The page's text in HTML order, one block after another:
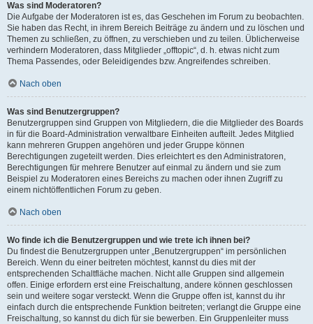
Was sind Moderatoren?
Die Aufgabe der Moderatoren ist es, das Geschehen im Forum zu beobachten.
Sie haben das Recht, in ihrem Bereich Beiträge zu ändern und zu löschen und
Themen zu schließen, zu öffnen, zu verschieben und zu teilen. Üblicherweise
verhindern Moderatoren, dass Mitglieder „offtopic“, d. h. etwas nicht zum
Thema Passendes, oder Beleidigendes bzw. Angreifendes schreiben.
Nach oben
Was sind Benutzergruppen?
Benutzergruppen sind Gruppen von Mitgliedern, die die Mitglieder des Boards
in für die Board-Administration verwaltbare Einheiten aufteilt. Jedes Mitglied
kann mehreren Gruppen angehören und jeder Gruppe können
Berechtigungen zugeteilt werden. Dies erleichtert es den Administratoren,
Berechtigungen für mehrere Benutzer auf einmal zu ändern und sie zum
Beispiel zu Moderatoren eines Bereichs zu machen oder ihnen Zugriff zu
einem nichtöffentlichen Forum zu geben.
Nach oben
Wo finde ich die Benutzergruppen und wie trete ich ihnen bei?
Du findest die Benutzergruppen unter „Benutzergruppen“ im persönlichen
Bereich. Wenn du einer beitreten möchtest, kannst du dies mit der
entsprechenden Schaltfläche machen. Nicht alle Gruppen sind allgemein
offen. Einige erfordern erst eine Freischaltung, andere können geschlossen
sein und weitere sogar versteckt. Wenn die Gruppe offen ist, kannst du ihr
einfach durch die entsprechende Funktion beitreten; verlangt die Gruppe eine
Freischaltung, so kannst du dich für sie bewerben. Ein Gruppenleiter muss